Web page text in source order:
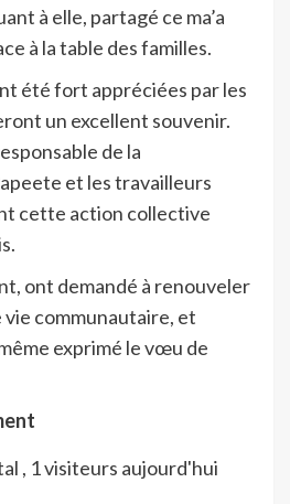
à elle, partagé ce ma’a
à la table des familles.
été fort appréciées par les
un excellent souvenir.
de la
et les travailleurs
cette action collective
ont demandé à renouveler
communautaire, et
exprimé le vœu de
, 1 visiteurs aujourd'hui